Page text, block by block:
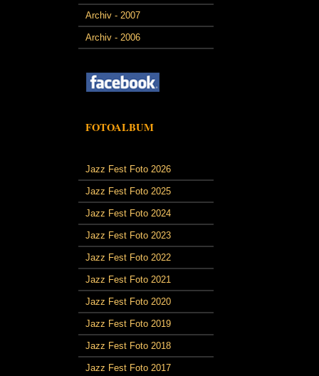
Archiv - 2007
Archiv - 2006
FOTOALBUM
Jazz Fest Foto 2026
Jazz Fest Foto 2025
Jazz Fest Foto 2024
Jazz Fest Foto 2023
Jazz Fest Foto 2022
Jazz Fest Foto 2021
Jazz Fest Foto 2020
Jazz Fest Foto 2019
Jazz Fest Foto 2018
Jazz Fest Foto 2017